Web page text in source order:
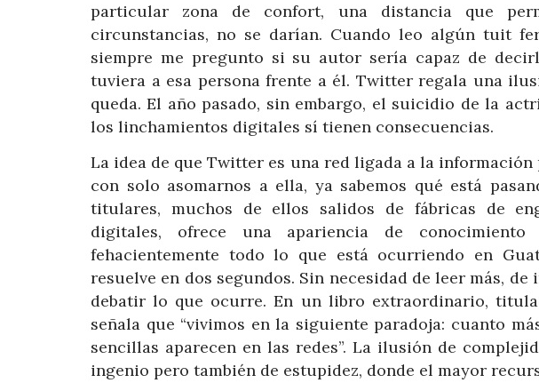
particular zona de confort, una distancia que
circunstancias, no se darían. Cuando leo algún tuit
siempre me pregunto si su autor sería capaz de
tuviera a esa persona frente a él. Twitter regala una
queda. El año pasado, sin embargo, el suicidio de la
los linchamientos digitales sí tienen consecuencias.
La idea de que Twitter es una red ligada a la
con solo asomarnos a ella, ya sabemos qué está
titulares, muchos de ellos salidos de fábricas de
digitales, ofrece una apariencia de
fehacientemente todo lo que está ocurriendo en
resuelve en dos segundos. Sin necesidad de leer más,
debatir lo que ocurre. En un libro extraordinario,
señala que “vivimos en la siguiente paradoja: cuanto
sencillas aparecen en las redes”. La ilusión de
ingenio pero también de estupidez, donde el mayor